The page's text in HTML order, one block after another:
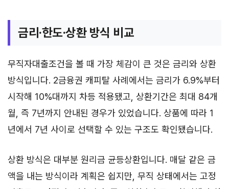
금리·한도·상환 방식 비교
무직자대출조건을 볼 때 가장 체감이 큰 것은 금리와 상환
방식입니다. 2금융권 캐피탈 사례에서는 금리가 6.9%부터
시작해 10%대까지 차등 적용됐고, 상환기간은 최대 84개
월, 즉 7년까지 안내된 경우가 있었습니다. 상품에 따라 1
년에서 7년 사이로 선택할 수 있는 구조도 확인됐습니다.
상환 방식은 대부분 원리금 균등상환입니다. 매달 같은 금
액을 내는 방식이라 계획은 쉽지만, 무직 상태에서는 고정